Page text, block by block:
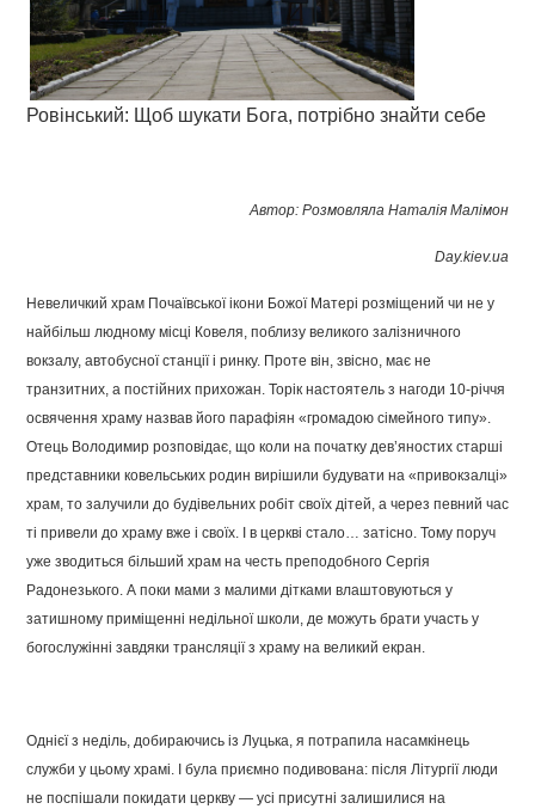
Ровінський: Щоб шукати Бога, потрібно знайти себе
Автор: Розмовляла Наталія Малімон
Day.kiev.ua
Невеличкий храм Почаївської ікони Божої Матері розміщений чи не у
найбільш людному місці Ковеля, поблизу великого залізничного
вокзалу, автобусної станції і ринку. Проте він, звісно, має не
транзитних, а постійних прихожан. Торік настоятель з нагоди 10-річчя
освячення храму назвав його парафіян «громадою сімейного типу».
Отець Володимир розповідає, що коли на початку дев’яностих старші
представники ковельських родин вирішили будувати на «привокзалці»
храм, то залучили до будівельних робіт своїх дітей, а через певний час
ті привели до храму вже і своїх. І в церкві стало… затісно. Тому поруч
уже зводиться більший храм на честь преподобного Сергія
Радонезького. А поки мами з малими дітками влаштовуються у
затишному приміщенні недільної школи, де можуть брати участь у
богослужінні завдяки трансляції з храму на великий екран.
Однієї з неділь, добираючись із Луцька, я потрапила насамкінець
служби у цьому храмі. І була приємно подивована: після Літургії люди
не поспішали покидати церкву — усі присутні залишилися на